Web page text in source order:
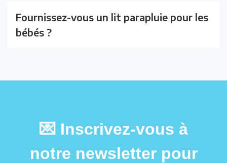
Fournissez-vous un lit parapluie pour les
bébés ?
💌 Inscrivez-vous à
notre newsletter pour